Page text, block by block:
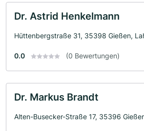
Dr. Astrid Henkelmann
Hüttenbergstraße 31, 35398 Gießen,
0.0 (0 Bewertungen)
Dr. Markus Brandt
Alten-Busecker-Straße 17, 35396